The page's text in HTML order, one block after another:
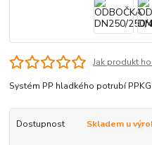
Jak produkt
Systém PP hladkého potrubí
Dostupnost Skladem u